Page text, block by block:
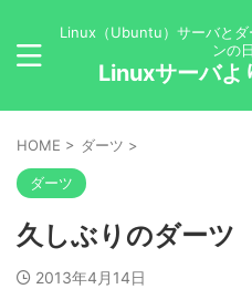
Linux（Ubuntu）サーバとダ
ンの
Linuxサーバよ
HOME > ダーツ >
ダーツ
久しぶりのダーツ
2013年4月14日